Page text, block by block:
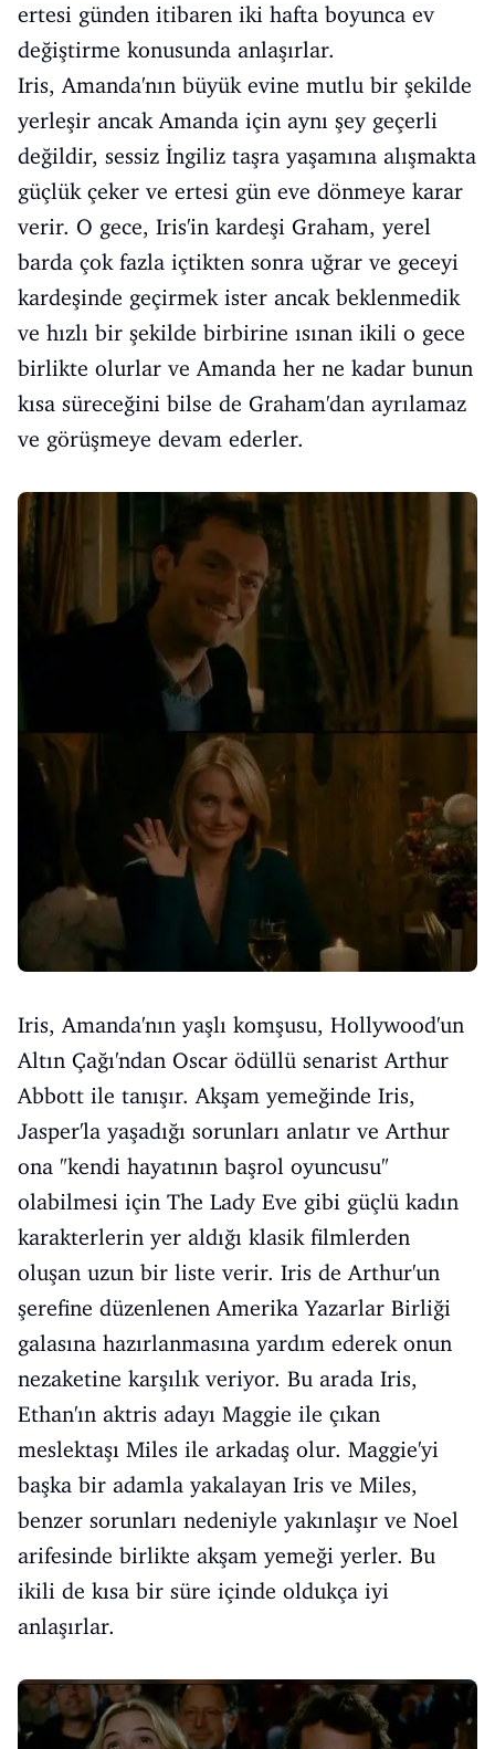
ertesi günden itibaren iki hafta boyunca ev
değiştirme konusunda anlaşırlar.
Iris, Amanda'nın büyük evine mutlu bir şekilde
yerleşir ancak Amanda için aynı şey geçerli
değildir, sessiz İngiliz taşra yaşamına alışmakta
güçlük çeker ve ertesi gün eve dönmeye karar
verir. O gece, Iris'in kardeşi Graham, yerel
barda çok fazla içtikten sonra uğrar ve geceyi
kardeşinde geçirmek ister ancak beklenmedik
ve hızlı bir şekilde birbirine ısınan ikili o gece
birlikte olurlar ve Amanda her ne kadar bunun
kısa süreceğini bilse de Graham'dan ayrılamaz
ve görüşmeye devam ederler.
Iris, Amanda'nın yaşlı komşusu, Hollywood'un
Altın Çağı'ndan Oscar ödüllü senarist Arthur
Abbott ile tanışır. Akşam yemeğinde Iris,
Jasper'la yaşadığı sorunları anlatır ve Arthur
ona "kendi hayatının başrol oyuncusu"
olabilmesi için The Lady Eve gibi güçlü kadın
karakterlerin yer aldığı klasik filmlerden
oluşan uzun bir liste verir. Iris de Arthur'un
şerefine düzenlenen Amerika Yazarlar Birliği
galasına hazırlanmasına yardım ederek onun
nezaketine karşılık veriyor. Bu arada Iris,
Ethan'ın aktris adayı Maggie ile çıkan
meslektaşı Miles ile arkadaş olur. Maggie'yi
başka bir adamla yakalayan Iris ve Miles,
benzer sorunları nedeniyle yakınlaşır ve Noel
arifesinde birlikte akşam yemeği yerler. Bu
ikili de kısa bir süre içinde oldukça iyi
anlaşırlar.